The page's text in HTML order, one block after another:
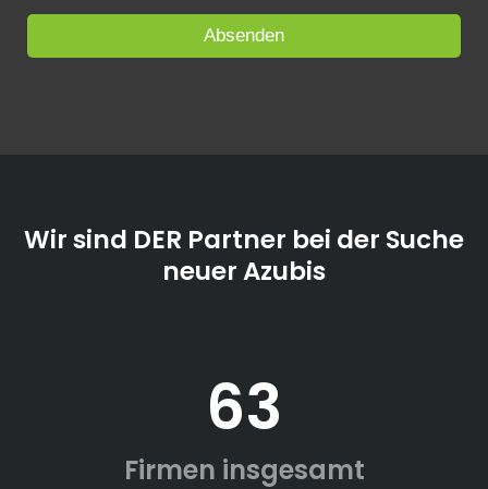
Wir sind DER Partner bei der Suche
neuer Azubis
63
Firmen insgesamt